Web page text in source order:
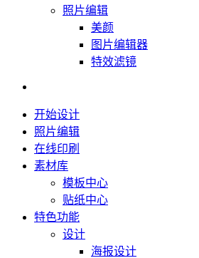
照片编辑
美颜
图片编辑器
特效滤镜
开始设计
照片编辑
在线印刷
素材库
模板中心
贴纸中心
特色功能
设计
海报设计